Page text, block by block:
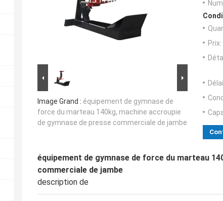
Image Grand : équipement de gymnase de
force du marteau 140kg, machine accroupie
de gymnase de presse commerciale de jambe
Prix:
équipement de gymnase de force du marteau
commerciale de jambe
description de